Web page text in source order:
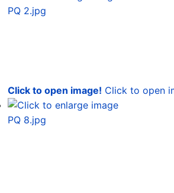
Click to open image! Click to open